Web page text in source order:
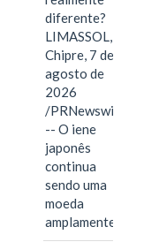
diferente?
LIMASSOL,
Chipre, 7 de
agosto de
2026
/PRNewswire/
-- O iene
japonês
continua
sendo uma
moeda
amplamente…